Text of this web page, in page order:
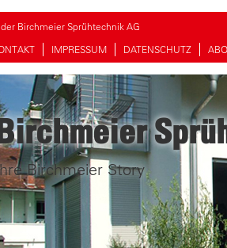
Birchmeier Story
IMPRESSUM DATENSCHUTZ
Birchmeier Sprühtechnik AG